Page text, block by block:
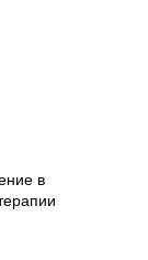
в